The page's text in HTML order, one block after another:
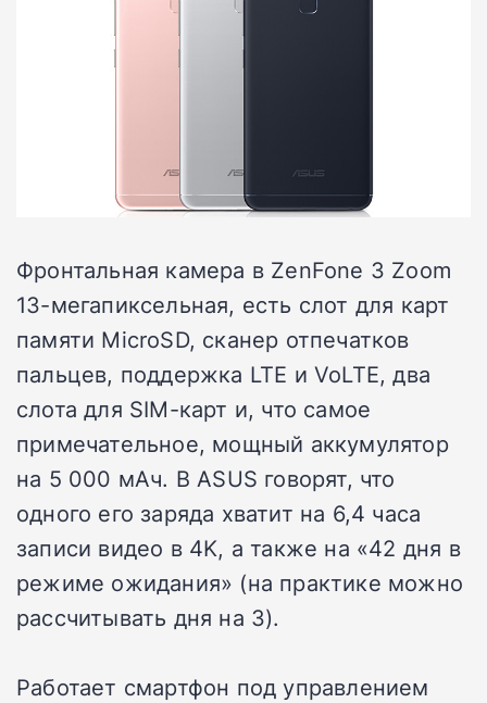
Фронтальная камера в ZenFone 3 Zoom
13-мегапиксельная, есть слот для карт
памяти MicroSD, сканер отпечатков
пальцев, поддержка LTE и VoLTE, два
слота для SIM-карт и, что самое
примечательное, мощный аккумулятор
на 5 000 мАч. В ASUS говорят, что
одного его заряда хватит на 6,4 часа
записи видео в 4K, а также на «42 дня в
режиме ожидания» (на практике можно
рассчитывать дня на 3).
Работает смартфон под управлением